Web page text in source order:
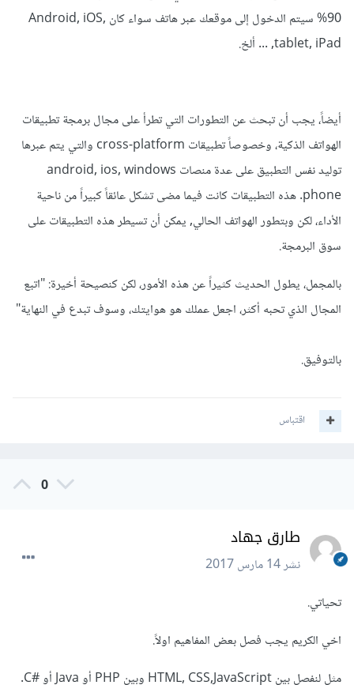
90% سيتم الدخول إلى موقعك عبر هاتف سواء كان Android, iOS,
tablet, iPad, ... ألخ.
أيضاً، يجب أن تبحث عن التطورات التي تطرأ على مجال برمجة تطبيقات
الهواتف الذكية، وخصوصاً تطبيقات cross-platform والتي يتم عبرها
توليد نفس التطبيق على عدة منصات android, ios, windows
phone. هذه التطبيقات كانت فيما مضى تشكل عائقاً كبيراً من ناحية
الأداء، لكن وبتطور الهواتف الحالي, يمكن أن تسيطر هذه التطبيقات على
سوق البرمجة.
بالمجمل، يطول الحديث كثيراً عن هذه الأمور، لكن كنصيحة أخيرة: "اتبع
المجال الذي تحبه أكثر، اجعل عملك هو هوايتك، وسوف تبدع في النهاية"
بالتوفيق.
اقتباس
0
طارق جهاد
نشر14 مارس 2017
تحياتي.
اخي الكريم يجب فصل بعض المفاهيم اولاً.
مثل لنفصل بين HTML, CSS,JavaScript وبين PHP أو Java أو #C.